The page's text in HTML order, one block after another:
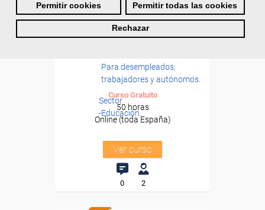
Permitir cookies Permitir todas las cookies
Rechazar
Formación 100%
Para desempleados,
trabajadores y autónomos.
Sector
-Educación.
Cursos Femxa
Curso Gratuito
50 horas
Online (toda España)
Ver curso
0 2